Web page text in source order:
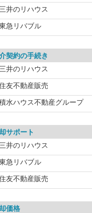
三井のリハウス
急リバブル
契約の手続き
三井のリハウス
友不動産販売
水ハウス不動産グループ
サポート
三井のリハウス
急リバブル
友不動産販売
価格